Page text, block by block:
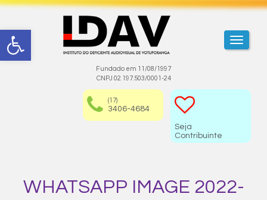
Abrir a barra de ferramentas
Fundado em 11/08/1997
CNPJ 02.197.503/0001-24
Seja
Contribuinte
(17)
3406-4684
WHATSAPP IMAGE 2022-